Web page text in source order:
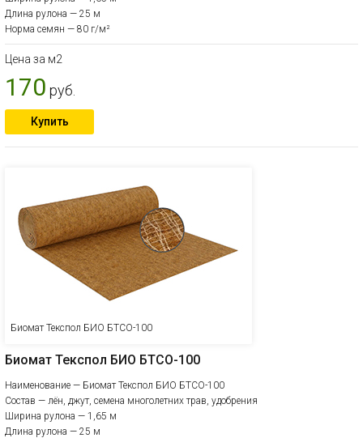
Длина рулона — 25 м
Норма семян — 80 г/м²
Цена за м2
170 руб.
Купить
Биомат Текспол БИО БТСО-100
Биомат Текспол БИО БТСО-100
Наименование — Биомат Текспол БИО БТСО-100
Состав — лён, джут, семена многолетних трав, удобрения
Ширина рулона — 1,65 м
Длина рулона — 25 м